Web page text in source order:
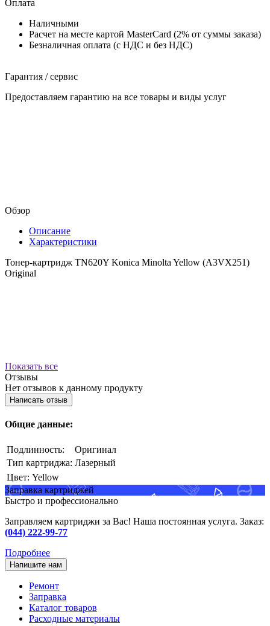
Оплата
Наличными
Расчет на месте картой MasterCard (2% от суммы заказа)
Безналичная оплата (с НДС и без НДС)
Гарантия / сервис
Предоставляем гарантию на все товары и виды услуг
Обзор
Описание
Характеристики
Тонер-картридж TN620Y Konica Minolta Yellow (A3VX251)
Original
Показать все
Отзывы
Нет отзывов к данному продукту
Написать отзыв
Общие данные:
Подлинность:
Оригинал
Тип картриджа: Лазерный
Цвет: Yellow
Заправка картриджей
Быстро и профессионально
Заправляем картриджи за Вас! Наша постоянная услуга. Заказ:
(044) 222-99-77
Подробнее
Напишите нам
Ремонт
Заправка
Каталог товаров
Расходные материалы